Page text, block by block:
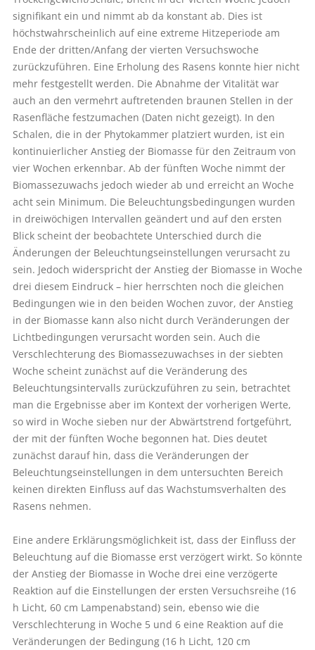
signifikant ein und nimmt ab da konstant ab. Dies ist
höchstwahrscheinlich auf eine extreme Hitzeperiode am
Ende der dritten/Anfang der vierten Versuchswoche
zurückzuführen. Eine Erholung des Rasens konnte hier nicht
mehr festgestellt werden. Die Abnahme der Vitalität war
auch an den vermehrt auftretenden braunen Stellen in der
Rasenfläche festzumachen (Daten nicht gezeigt). In den
Schalen, die in der Phytokammer platziert wurden, ist ein
kontinuierlicher Anstieg der Biomasse für den Zeitraum von
vier Wochen erkennbar. Ab der fünften Woche nimmt der
Biomassezuwachs jedoch wieder ab und erreicht an Woche
acht sein Minimum. Die Beleuchtungsbedingungen wurden
in dreiwöchigen Intervallen geändert und auf den ersten
Blick scheint der beobachtete Unterschied durch die
Änderungen der Beleuchtungseinstellungen verursacht zu
sein. Jedoch widerspricht der Anstieg der Biomasse in Woche
drei diesem Eindruck – hier herrschten noch die gleichen
Bedingungen wie in den beiden Wochen zuvor, der Anstieg
in der Biomasse kann also nicht durch Veränderungen der
Lichtbedingungen verursacht worden sein. Auch die
Verschlechterung des Biomassezuwachses in der siebten
Woche scheint zunächst auf die Veränderung des
Beleuchtungsintervalls zurückzuführen zu sein, betrachtet
man die Ergebnisse aber im Kontext der vorherigen Werte,
so wird in Woche sieben nur der Abwärtstrend fortgeführt,
der mit der fünften Woche begonnen hat. Dies deutet
zunächst darauf hin, dass die Veränderungen der
Beleuchtungseinstellungen in dem untersuchten Bereich
keinen direkten Einfluss auf das Wachstumsverhalten des
Rasens nehmen.
Eine andere Erklärungsmöglichkeit ist, dass der Einfluss der
Beleuchtung auf die Biomasse erst verzögert wirkt. So könnte
der Anstieg der Biomasse in Woche drei eine verzögerte
Reaktion auf die Einstellungen der ersten Versuchsreihe (16
h Licht, 60 cm Lampenabstand) sein, ebenso wie die
Verschlechterung in Woche 5 und 6 eine Reaktion auf die
Veränderungen der Bedingung (16 h Licht, 120 cm